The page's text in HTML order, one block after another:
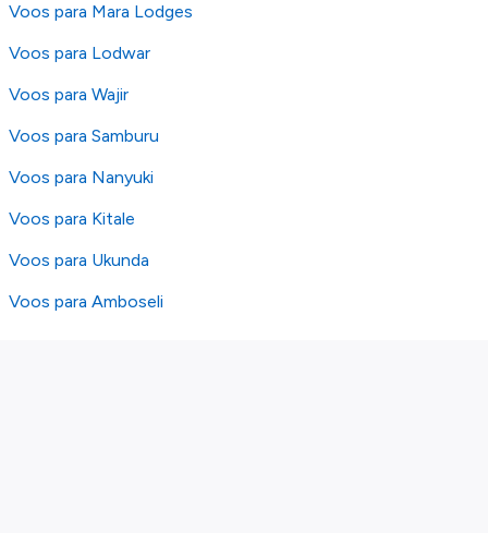
Voos para Mara Lodges
Voos para Lodwar
Voos para Wajir
Voos para Samburu
Voos para Nanyuki
Voos para Kitale
Voos para Ukunda
Voos para Amboseli